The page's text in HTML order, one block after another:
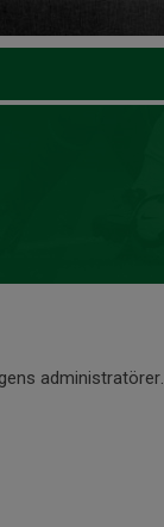
administratörer.